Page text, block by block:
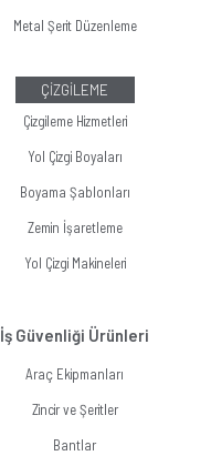
Metal Şerit Düzenleme
ÇİZGİLEME
Çizgileme Hizmetleri
Yol Çizgi Boyaları
Boyama Şablonları
Zemin İşaretleme
Yol Çizgi Makineleri
İş Güvenliği Ürünleri
Araç Ekipmanları
Zincir ve Şeritler
Bantlar